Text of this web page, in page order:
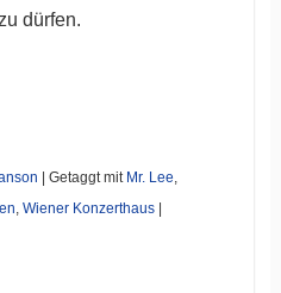
dürfen.
| Getaggt mit Mr. Lee
Wiener Konzerthaus |